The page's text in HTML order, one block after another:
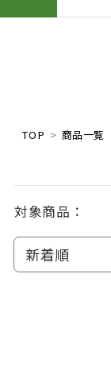
TOP 商品一覧
対象商品：
新着順